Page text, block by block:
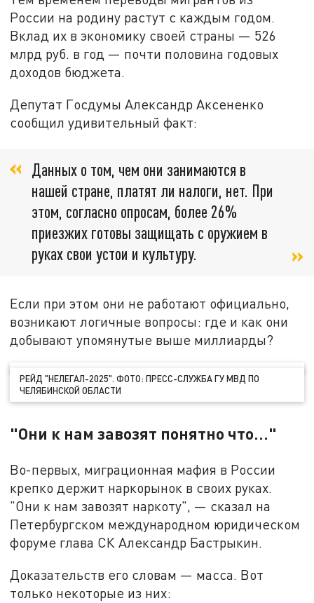
России на родину растут с каждым годом.
Вклад их в экономику своей страны — 526
млрд руб. в год — почти половина годовых
доходов бюджета.
Депутат Госдумы Александр Аксененко
сообщил удивительный факт:
Данных о том, чем они занимаются в
нашей стране, платят ли налоги, нет. При
этом, согласно опросам, более 26%
приезжих готовы защищать с оружием в
руках свои устои и культуру.
Если при этом они не работают официально,
возникают логичные вопросы: где и как они
добывают упомянутые выше миллиарды?
РЕЙД "НЕЛЕГАЛ-2025". ФОТО: ПРЕСС-СЛУЖБА ГУ МВД ПО
ЧЕЛЯБИНСКОЙ ОБЛАСТИ
"Они к нам завозят понятно что…"
Во-первых, миграционная мафия в России
крепко держит наркорынок в своих руках.
"Они к нам завозят наркоту", — сказал на
Петербургском международном юридическом
форуме глава СК Александр Бастрыкин.
Доказательств его словам — масса. Вот
только некоторые из них: